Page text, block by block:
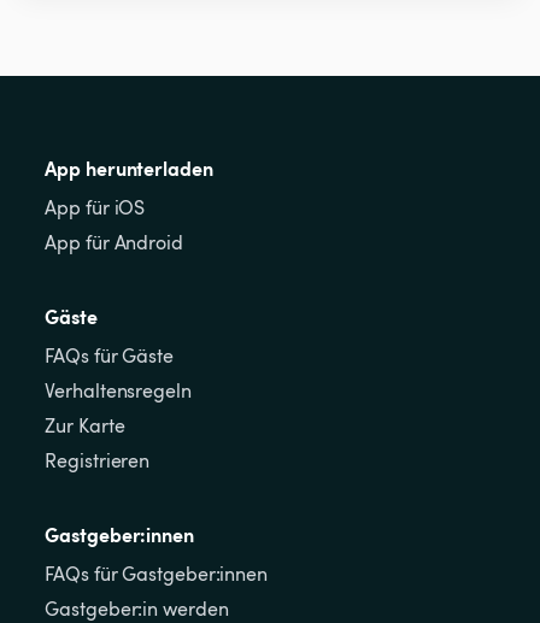
App herunterladen
App für iOS
App für Android
Gäste
FAQs für Gäste
Verhaltensregeln
Zur Karte
Registrieren
Gastgeber:innen
FAQs für Gastgeber:innen
Gastgeber:in werden